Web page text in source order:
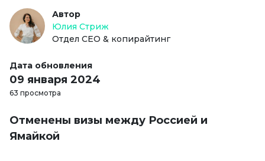
Автор
Юлия Стриж
Отдел СЕО & копирайтинг
Дата обновления
09 января 2024
63 просмотра
Отменены визы между Россией и
Ямайкой